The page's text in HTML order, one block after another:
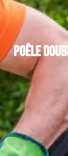
Poêle